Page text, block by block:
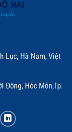
Lục, Hà Nam, Việt
Đông, Hóc Môn,Tp.